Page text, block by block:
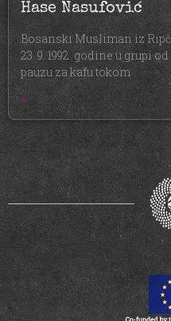
Hase Nasufović
Bosanski Musliman iz
23. 9. 1992. godine u grupi
pauzu za kafu tokom
»